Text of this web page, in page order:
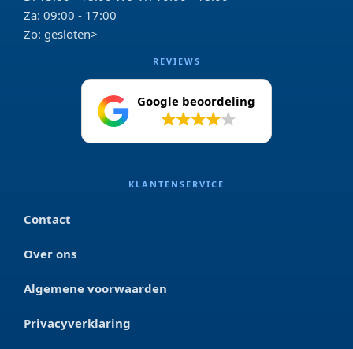
Za: 09:00 - 17:00
Zo: gesloten>
REVIEWS
Google beoordeling
KLANTENSERVICE
Contact
Over ons
Algemene voorwaarden
Privacyverklaring